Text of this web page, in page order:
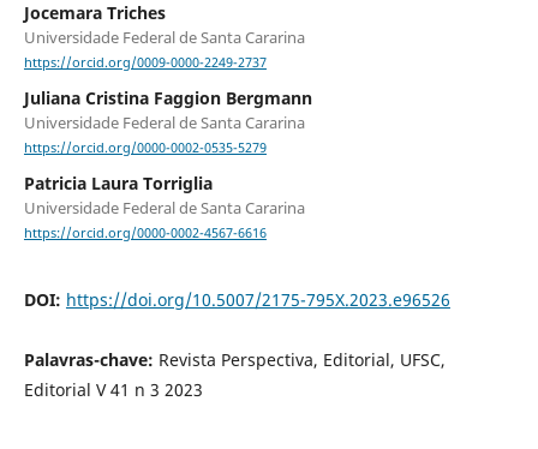
Jocemara Triches
Universidade Federal de Santa Cararina
https://orcid.org/0009-0000-2249-2737
Juliana Cristina Faggion Bergmann
Universidade Federal de Santa Cararina
https://orcid.org/0000-0002-0535-5279
Patricia Laura Torriglia
Universidade Federal de Santa Cararina
https://orcid.org/0000-0002-4567-6616
DOI: https://doi.org/10.5007/2175-795X.2023.e96526
Palavras-chave: Revista Perspectiva, Editorial, UFSC,
Editorial V 41 n 3 2023